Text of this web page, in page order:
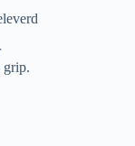
grip.